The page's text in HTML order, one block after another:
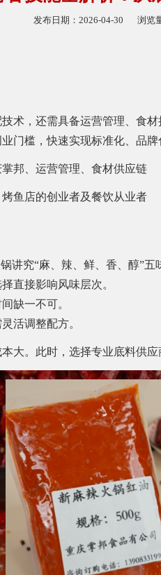
发布日期：2026-04-30 浏览
术，还需具备运营管理、食
门槛，快速实现标准化、品牌
邦、运营管理、食材供应链
鱼店的创业者及餐饮从业者
讲究“麻、辣、鲜、香、醇”
直接影响风味层次。
缺一不可。
活调整配方。
大。此时，选择专业底料供应